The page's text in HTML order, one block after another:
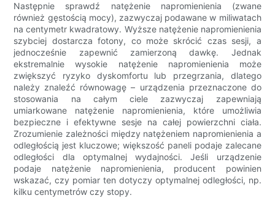
Następnie sprawdź natężenie napromienienia (zwane
również gęstością mocy), zazwyczaj podawane w miliwatach
na centymetr kwadratowy. Wyższe natężenie napromienienia
szybciej dostarcza fotony, co może skrócić czas sesji, a
jednocześnie zapewnić zamierzoną dawkę. Jednak
ekstremalnie wysokie natężenie napromienienia może
zwiększyć ryzyko dyskomfortu lub przegrzania, dlatego
należy znaleźć równowagę – urządzenia przeznaczone do
stosowania na całym ciele zazwyczaj zapewniają
umiarkowane natężenie napromienienia, które umożliwia
bezpieczne i efektywne sesje na całej powierzchni ciała.
Zrozumienie zależności między natężeniem napromienienia a
odległością jest kluczowe; większość paneli podaje zalecane
odległości dla optymalnej wydajności. Jeśli urządzenie
podaje natężenie napromienienia, producent powinien
wskazać, czy pomiar ten dotyczy optymalnej odległości, np.
kilku centymetrów czy stopy.